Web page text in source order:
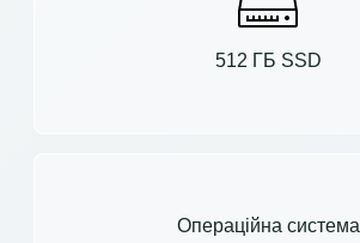
512 ГБ SSD
Операційна система